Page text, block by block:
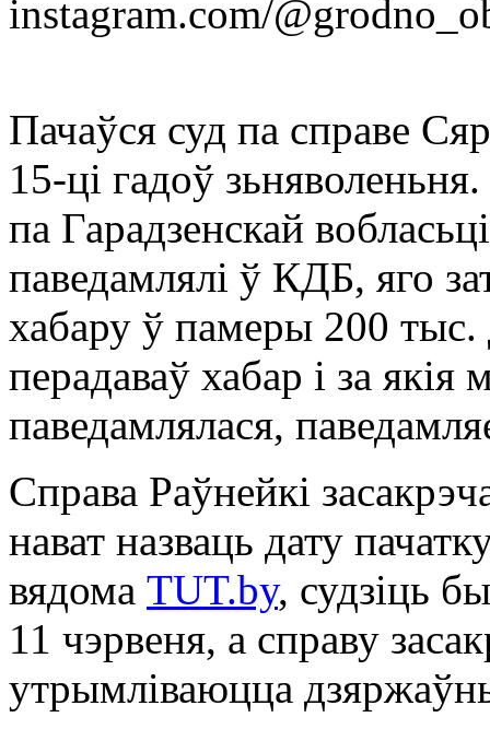
instagram.com/
Пачаўся суд па справе
15-ці гадоў
па Гарадзенскай
паведамлялі ў КДБ, яго
хабару ў памеры 200 тыс.
перадаваў хабар і за якія
паведамлялася,
Справа Раўнейкі
нават назваць дату
вядома TUT.by, судзіць
11 чэрвеня, а справу
утрымліваюцца